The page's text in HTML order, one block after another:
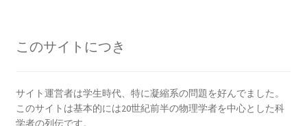
エンリコ・フェルミ
このサイトにつき
サイト運営者は学生時代、特に凝縮系の問題を好んでました。
このサイトは基本的には20世紀前半の物理学者を中心とした科
学者の列伝です。